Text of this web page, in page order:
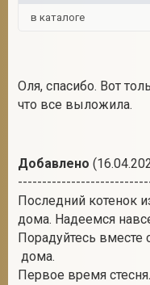
в каталоге
Оля, спасибо. Вот
что все выложила.
Добавлено
Последний котенок
дома. Надеемся
Порадуйтесь
дома.
Первое время